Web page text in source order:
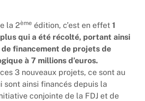
la 2ème édition, c’est en effet 1
qui a été récolté, portant ainsi
de financement de projets de
à 7 millions d’euros.
3 nouveaux projets, ce sont au
ainsi financés depuis la
conjointe de la FDJ et de